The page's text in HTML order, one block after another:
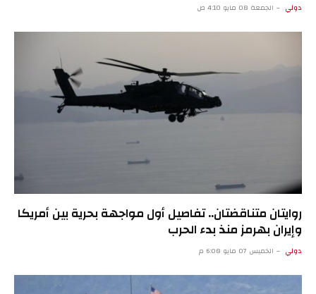
دولي الجمعة 08 مايو 4:10 ص
روايتان متناقضتان.. تفاصيل أول مواجهة بحرية بين أمريكا
وإيران بهرمز منذ بدء الحرب
دولي الخميس 07 مايو 6:08 م